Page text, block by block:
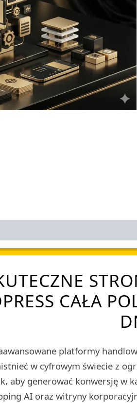
CAŁA
platformy
w cyfrowym świecie z
aby generować konwersję w
AI oraz witryny